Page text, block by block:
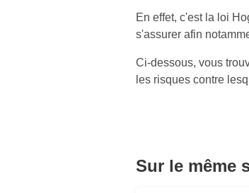
En effet, c'est la loi
s'assurer afin
Ci-dessous, vous
les risques contre
Sur le même